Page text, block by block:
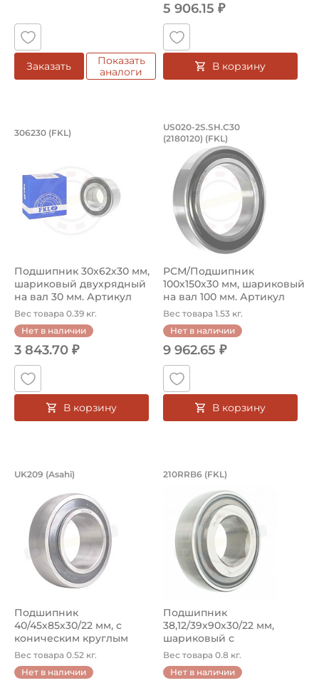
Заказать
Показать
аналоги
5 906.15 ₽
В корзину
Подшипник 30х62х30 мм, шариковый
Подшипник 306230 FKL, усиленный, предназначен
306230 (FKL)
Подшипник 30х62х30 мм,
шариковый двухрядный
на вал 30 мм. Артикул
30623...
Вес товара 0.39 кг.
Нет в наличии
3 843.70 ₽
В корзину
РСМ/Подшипник
Подшипник US020-
US020-2S.SH.C30
(2180120) (FKL)
РСМ/Подшипник
100х150х30 мм, шариковый
на вал 100 мм. Артикул
US020-2S...
Вес товара 1.53 кг.
Нет в наличии
9 962.65 ₽
В корзину
Подшипник 40/45х85х30/22 мм, c
UK209 (Asahi)
Подшипник
40/45х85х30/22 мм, c
коническим круглым
отверстием на вал 40/...
Вес товара 0.52 кг.
Нет в наличии
Подшипник 38,12/
210RRB6 (FKL)
Подшипник
38,12/39х90х30/22 мм,
шариковый с
шестигранным
отверстием на ...
Вес товара 0.8 кг.
Нет в наличии